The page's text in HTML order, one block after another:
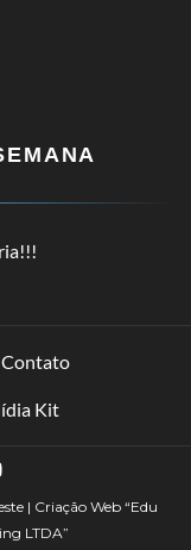
Contato
Kit
| Criação Web “Edu
LTDA”